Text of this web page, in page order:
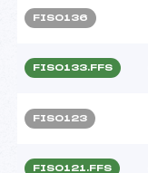
FIS0136
FIS0133.FFS
FIS0123
FIS0121.FFS